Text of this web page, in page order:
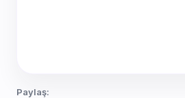
Paylaş: